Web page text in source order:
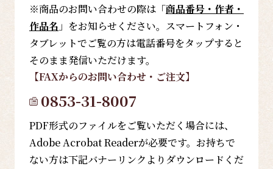
※商品のお問い合わせの際は「商品番号・作者・
作品名 」をお知らせください。スマートフォン・
タブレットでご覧の方は電話番号をタップすると
そのまま発信いただけます。
【FAXからのお問い合わせ・ご注文】
0853-31-8007
PDF形式のファイルをご覧いただく場合には、
Adobe Acrobat Readerが必要です。お持ちで
ない方は下記バナーリンクよりダウンロードくだ